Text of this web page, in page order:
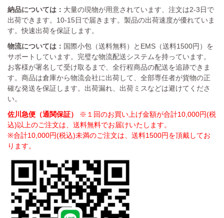
納品については： 大量の現物が用意されています、注文は2-3日で
出荷できます。10-15日で届きます。製品の出荷速度が優れていま
す。快速出荷を保証します。
物流については： 国際小包（送料無料）とEMS（送料1500円）を
サポートしています。完璧な物流配送システムを持っています。
お客様が署名して受け取るまで、全行程商品の配送を追跡できま
す。商品は倉庫から物流会社に出荷して、全部専任者が貨物の正
確な発送を保証します。出荷漏れ、出荷ミスなどは避けてくださ
い。
佐川急便（通関保証）
※１回のお買い上げ金額が合計10,000円(税
込)以上のご注文は、送料無料でお届けいたします。
※合計10,000円(税込)未満のご注文は、送料1500円を頂戴してお
ります。